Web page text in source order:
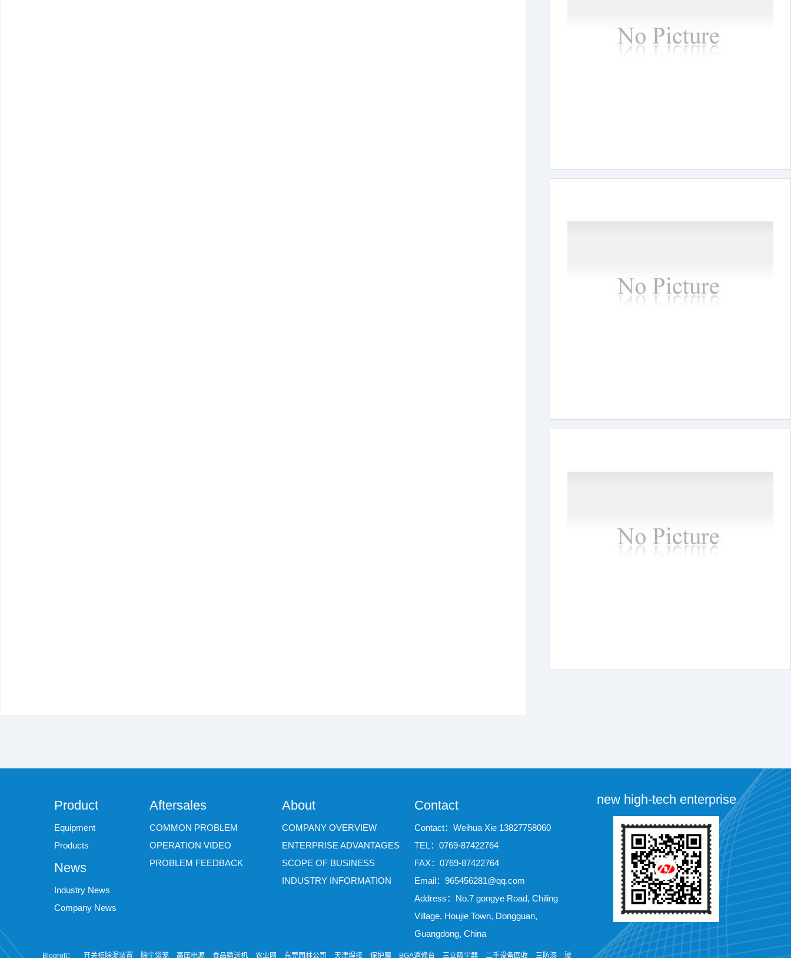
Product
Equipment
Products
News
Industry News
Company News
Aftersales
COMMON PROBLEM
OPERATION VIDEO
PROBLEM FEEDBACK
About
COMPANY OVERVIEW
ENTERPRISE ADVANTAGES
SCOPE OF BUSINESS
INDUSTRY INFORMATION
Contact
Contact：Weihua Xie 13827758060
TEL：0769-87422764
FAX：0769-87422764
Email：965456281@qq.com
Address：No.7 gongye Road, Chiling
Village, Houjie Town, Dongguan,
Guangdong, China
Blogroll： 开关柜除湿装置 除尘袋笼 高压电源 食品输送机 农业网 东莞园林公司 天津焊接 保护膜 BGA返修台 三立吸尘器 二手设备回收 三防漆 玻
new high-tech enterprise